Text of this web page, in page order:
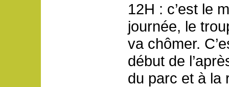
12H : c’est le
journée, le
va chômer.
début de
du parc et à la